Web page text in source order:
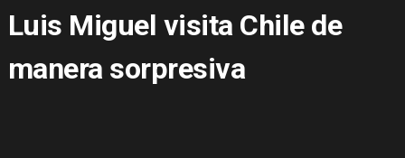
Luis Miguel visita Chile de
manera sorpresiva